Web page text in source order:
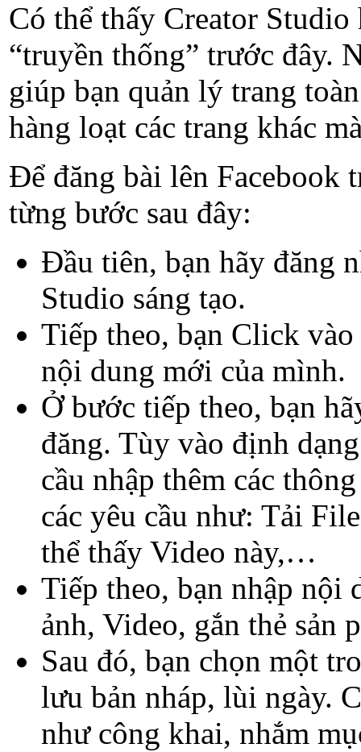
Có thể thấy Creator
“truyền thống” trước đây.
giúp bạn quản lý trang
hàng loạt các trang khác
Để đăng bài lên Facebook
từng bước sau đây:
Đầu tiên, bạn hãy đăng
Studio sáng tạo.
Tiếp theo, bạn Click
nội dung mới của mình.
Ở bước tiếp theo, bạn
đăng. Tùy vào định
cầu nhập thêm các
các yêu cầu như: Tải
thể thấy Video này,…
Tiếp theo, bạn nhập nội
ảnh, Video, gắn thẻ
Sau đó, bạn chọn một
lưu bản nháp, lùi ngày.
như công khai, nhắm